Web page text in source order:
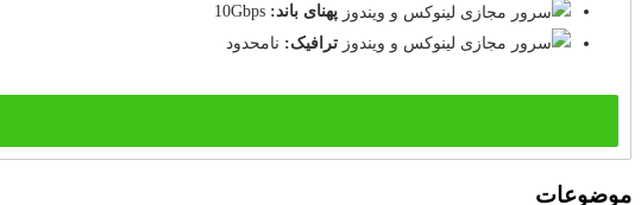
پهنای باند:
ترافیک: نامحدود
موضوعات